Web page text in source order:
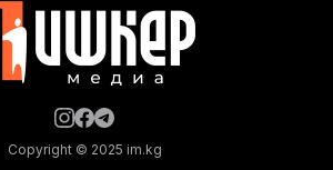
жүргүзүлүүдө. 2025-2026-окуу
1682 окуучу билим
Copyright © 2025 im.kg